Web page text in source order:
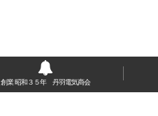
創業 昭和３５年 丹羽電気商会